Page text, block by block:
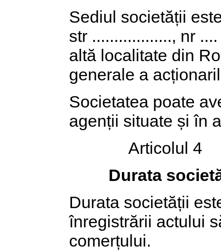
Sediul societății
str .................., nr
altă localitate din
generale a
Societatea poate
agenții situate și în
Articolul 4
Durata
Durata societății
înregistrării actului
comerțului.